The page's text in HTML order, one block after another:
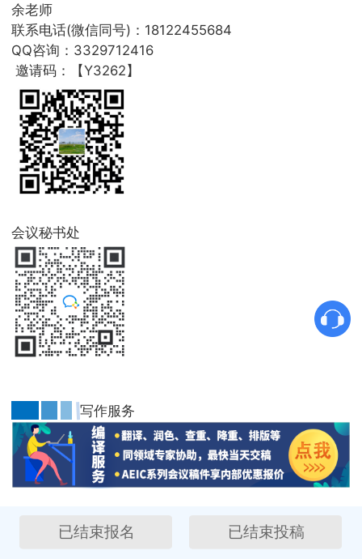
余老师
联系电话(微信同号)：18122455684
QQ咨询：3329712416
邀请码：【Y3262】
会议秘书处
写作服务
已结束报名 已结束投稿